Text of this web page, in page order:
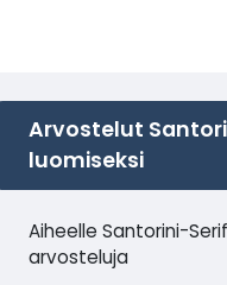
Arvostelut
luomiseksi
Aiheelle Santorini-
arvosteluja